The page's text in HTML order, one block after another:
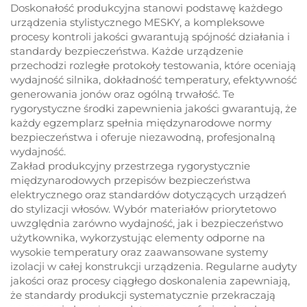
Doskonałość produkcyjna stanowi podstawę każdego
urządzenia stylistycznego MESKY, a kompleksowe
procesy kontroli jakości gwarantują spójność działania i
standardy bezpieczeństwa. Każde urządzenie
przechodzi rozległe protokoły testowania, które oceniają
wydajność silnika, dokładność temperatury, efektywność
generowania jonów oraz ogólną trwałość. Te
rygorystyczne środki zapewnienia jakości gwarantują, że
każdy egzemplarz spełnia międzynarodowe normy
bezpieczeństwa i oferuje niezawodną, profesjonalną
wydajność.
Zakład produkcyjny przestrzega rygorystycznie
międzynarodowych przepisów bezpieczeństwa
elektrycznego oraz standardów dotyczących urządzeń
do stylizacji włosów. Wybór materiałów priorytetowo
uwzględnia zarówno wydajność, jak i bezpieczeństwo
użytkownika, wykorzystując elementy odporne na
wysokie temperatury oraz zaawansowane systemy
izolacji w całej konstrukcji urządzenia. Regularne audyty
jakości oraz procesy ciągłego doskonalenia zapewniają,
że standardy produkcji systematycznie przekraczają